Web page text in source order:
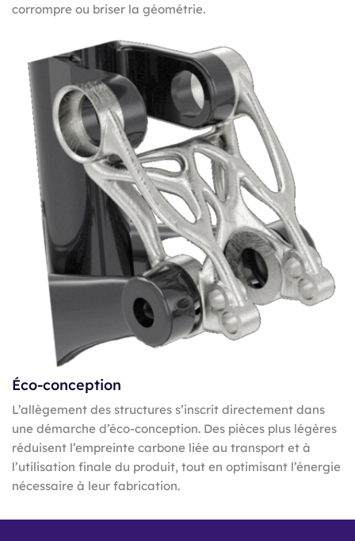
corrompre ou briser la géométrie.
Éco-conception
L’allègement des structures s’inscrit directement dans
une démarche d’éco-conception. Des pièces plus légères
réduisent l’empreinte carbone liée au transport et à
l’utilisation finale du produit, tout en optimisant l’énergie
nécessaire à leur fabrication.